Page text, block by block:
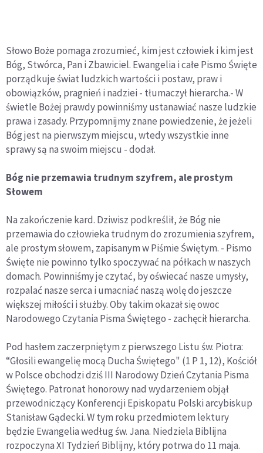
Słowo Boże pomaga zrozumieć, kim jest człowiek i kim jest
Bóg, Stwórca, Pan i Zbawiciel. Ewangelia i całe Pismo Święte
porządkuje świat ludzkich wartości i postaw, praw i
obowiązków, pragnień i nadziei - tłumaczył hierarcha.- W
świetle Bożej prawdy powinniśmy ustanawiać nasze ludzkie
prawa i zasady. Przypomnijmy znane powiedzenie, że jeżeli
Bóg jest na pierwszym miejscu, wtedy wszystkie inne
sprawy są na swoim miejscu - dodał.
Bóg nie przemawia trudnym szyfrem, ale prostym
Słowem
Na zakończenie kard. Dziwisz podkreślił, że Bóg nie
przemawia do człowieka trudnym do zrozumienia szyfrem,
ale prostym słowem, zapisanym w Piśmie Świętym. - Pismo
Święte nie powinno tylko spoczywać na półkach w naszych
domach. Powinniśmy je czytać, by oświecać nasze umysły,
rozpalać nasze serca i umacniać naszą wolę do jeszcze
większej miłości i służby. Oby takim okazał się owoc
Narodowego Czytania Pisma Świętego - zachęcił hierarcha.
Pod hasłem zaczerpniętym z pierwszego Listu św. Piotra:
“Głosili ewangelię mocą Ducha Świętego" (1 P 1, 12), Kościół
w Polsce obchodzi dziś III Narodowy Dzień Czytania Pisma
Świętego. Patronat honorowy nad wydarzeniem objął
przewodniczący Konferencji Episkopatu Polski arcybiskup
Stanisław Gądecki. W tym roku przedmiotem lektury
będzie Ewangelia według św. Jana. Niedziela Biblijna
rozpoczyna XI Tydzień Biblijny, który potrwa do 11 maja.